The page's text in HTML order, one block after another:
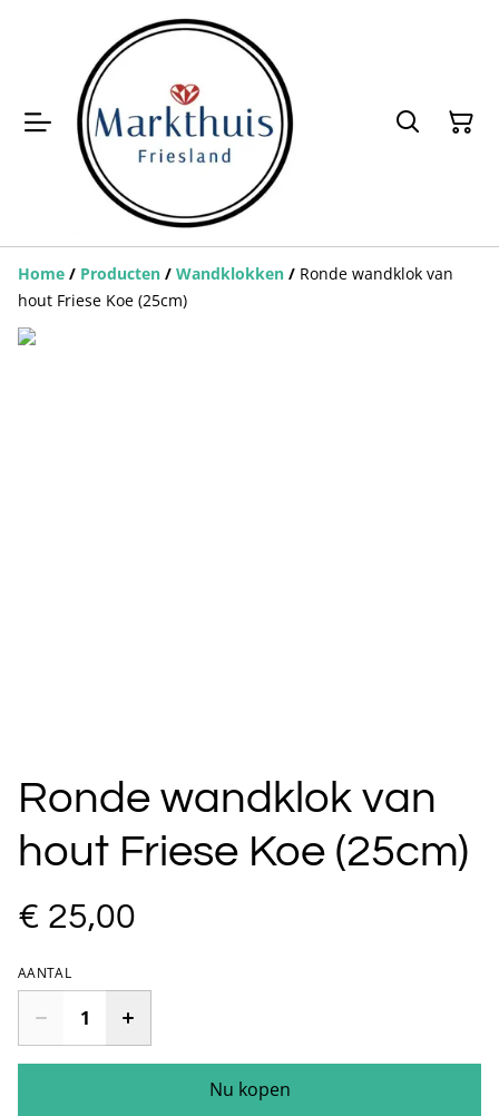
Home / Producten / Wandklokken / Ronde wandklok van
hout Friese Koe (25cm)
Ronde wandklok van
hout Friese Koe (25cm)
€ 25,00
AANTAL
Nu kopen